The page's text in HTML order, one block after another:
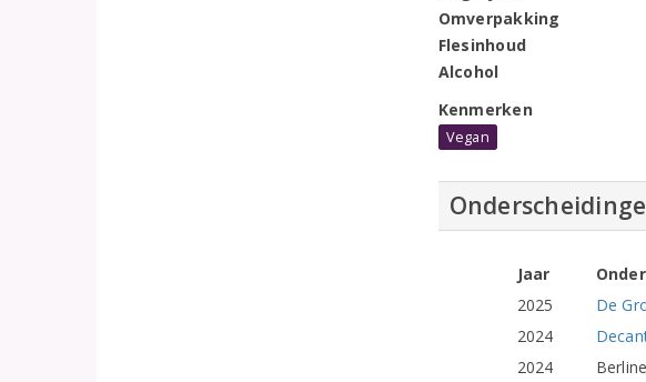
Omverpakking
Flesinhoud
Alcohol
Kenmerken
Vegan
Jaar
2025
De
2024
2024